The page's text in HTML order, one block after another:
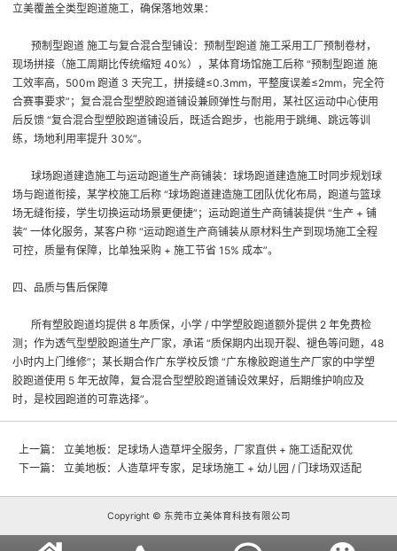
立美覆盖全类型跑道施工，确保落地效果：
预制型跑道 施工与复合混合型铺设：预制型跑道 施工采用工厂预制卷材，
现场拼接（施工周期比传统缩短 40%），某体育场馆施工后称 “预制型跑道 施
工效率高，500m 跑道 3 天完工，拼接缝≤0.3mm，平整度误差≤2mm，完全符
合赛事要求”；复合混合型塑胶跑道铺设兼顾弹性与耐用，某社区运动中心使用
后反馈 “复合混合型塑胶跑道铺设后，既适合跑步，也能用于跳绳、跳远等训
练，场地利用率提升 30%”。
球场跑道建造施工与运动跑道生产商铺装：球场跑道建造施工时同步规划球
场与跑道衔接，某学校施工后称 “球场跑道建造施工团队优化布局，跑道与篮球
场无缝衔接，学生切换运动场景更便捷”；运动跑道生产商铺装提供 “生产 + 铺
装” 一体化服务，某客户称 “运动跑道生产商铺装从原材料生产到现场施工全程
可控，质量有保障，比单独采购 + 施工节省 15% 成本”。
四、品质与售后保障
所有塑胶跑道均提供 8 年质保，小学 / 中学塑胶跑道额外提供 2 年免费检
测；作为透气型塑胶跑道生产厂家，承诺 “质保期内出现开裂、褪色等问题，48
小时内上门维修”；某长期合作广东学校反馈 “广东橡胶跑道生产厂家的中学塑
胶跑道使用 5 年无故障，复合混合型塑胶跑道铺设效果好，后期维护响应及
时，是校园跑道的可靠选择”。
上一篇：
立美地板：足球场人造草坪全服务，厂家直供 + 施工适配双优
下一篇：
立美地板：人造草坪专家，足球场施工 + 幼儿园 / 门球场双适配
Copyright © 东莞市立美体育科技有限公司